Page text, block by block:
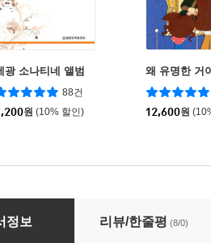
광 소나티네 앨범
88건
원 (10% 할인)
왜 유명한 거
12,600원
되는 한국사, 세계사 2
정보 리뷰/한줄평 (8/0)